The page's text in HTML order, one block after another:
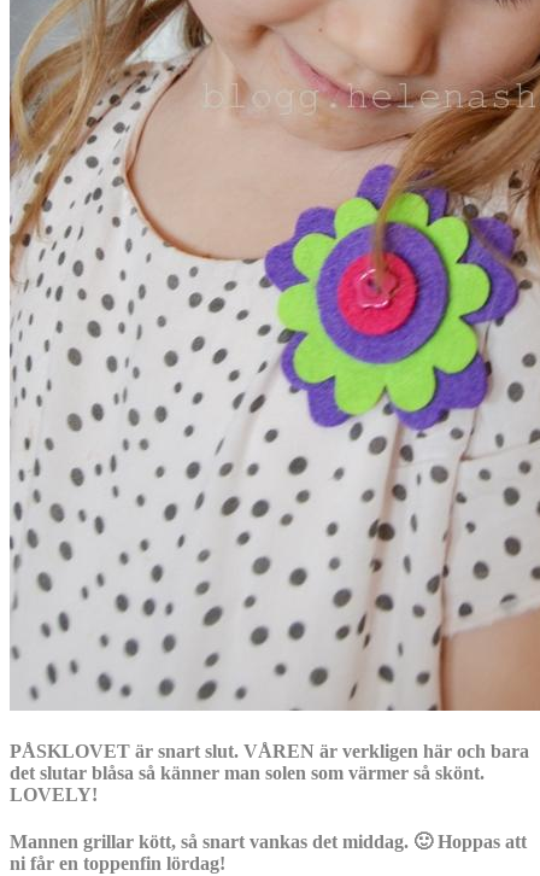
PÅSKLOVET är snart slut. VÅREN är verkligen här och bara
det slutar blåsa så känner man solen som värmer så skönt.
LOVELY!
Mannen grillar kött, så snart vankas det middag. 🙂 Hoppas att
ni får en toppenfin lördag!